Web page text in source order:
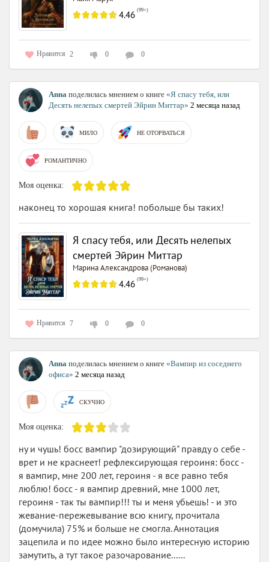
4.46 (99+)
Нравится 2 0 0
Anna поделилась мнением о книге «Я спасу тебя, или
Десять нелепых смертей Эйрин Миттар» 2 месяца назад
МИЛО НЕ ОТОРВАТЬСЯ
РОМАНТИЧНО
Моя оценка:
наконец то хорошая книга! побольше бы таких!
Я спасу тебя, или Десять нелепых
смертей Эйрин Миттар
Марина Александрова (Романова)
4.46 (99+)
Нравится 7 0 0
Anna поделилась мнением о книге «Вампир из соседнего
офиса» 2 месяца назад
СКУЧНО
Моя оценка:
ну и чушь! босс вампир "дозирующий" правду о себе -
врет и не краснеет! рефлексирующая героиня: босс -
я вампир, мне 200 лет, героиня - я все равно тебя
люблю! босс - я вампир древний, мне 1000 лет,
героиня - так ты вампир!!! ты и меня убьешь! - и это
жевание-пережевывание всю книгу, прочитала
(домучила) 75% и больше не смогла. Аннотация
зацепила и по идее можно было интересную историю
замутить, а тут такое разочарование......